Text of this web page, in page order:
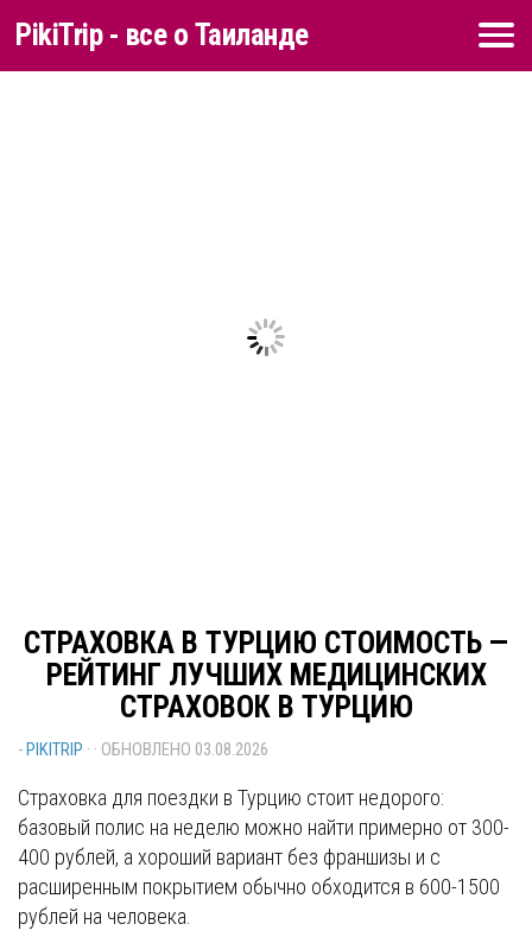
Перейти к содержимому
PikiTrip - все о Таиланде
СТРАХОВКА В ТУРЦИЮ СТОИМОСТЬ —
РЕЙТИНГ ЛУЧШИХ МЕДИЦИНСКИХ
СТРАХОВОК В ТУРЦИЮ
-PIKITRIP · · ОБНОВЛЕНО 03.08.2026
Страховка для поездки в Турцию стоит недорого:
базовый полис на неделю можно найти примерно от 300-
400 рублей, а хороший вариант без франшизы и с
расширенным покрытием обычно обходится в 600-1500
рублей на человека.